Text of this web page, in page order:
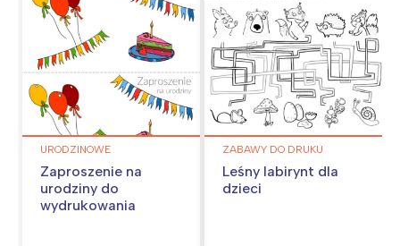
URODZINOWE
Zaproszenie na
urodziny do
wydrukowania
ZABAWY DO DRUKU
Leśny labirynt dla
dzieci